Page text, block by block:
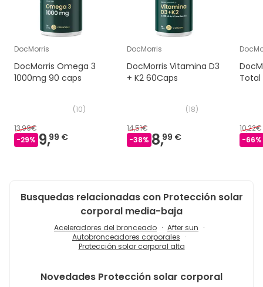
PROPYLENE GLYCOL, BUTYLENE GLYCOL, GLUCOSE,
ALOE FEROX LEAF EXTRACT, BISABOLOL,
ETHOXYDIGLYCOL, CARBOMER, AMINOMETHYL
PROPANOL, 2-AMINOBUTANOL, CAPRYLYL GLYCOL,
SODIUM BENZOATE, POTASSIUM SORBATE, CI 19140, CI
42051, CITRAL, GERANIOL, LIMONENE, LINALOOL,
DocMorris
DocMorris Omega 3
1000mg 90 caps
(10)
13,99€
-29% 9,99 €
DocMorris
DocMorris Vitamina D3
+ K2 60Caps
(18)
14,51€
-38% 8,99 €
Total
10,22€
-66%
Busquedas relacionadas con Protección solar
corporal media-baja
Aceleradores del bronceado
After sun
Autobronceadores corporales
Protección solar corporal alta
Novedades Protección solar corporal